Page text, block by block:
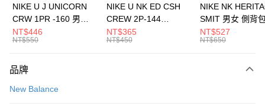
元大商業銀行
台灣樂天信用卡公司
全盈+PAY
AFTEE先享後付
【關於「AFTEE先享後付」】
便利好安心！
運送方式
NIKE U J UNICORN
CRW 1PR -160 男女
中統襪 FZ3393100
NT$446
NT$550
NIKE U NK ED CSH
CREW 2P-144
EMBRDY 男女 短統襪
FZ3073133
NT$365
NT$450
NIKE NK
SMIT 男女 側背
BA5871010
NT$527
NT$650
品牌
New Balance